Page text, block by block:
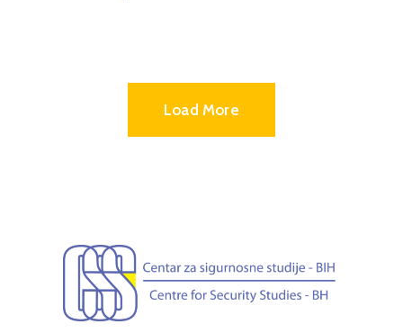
Load More